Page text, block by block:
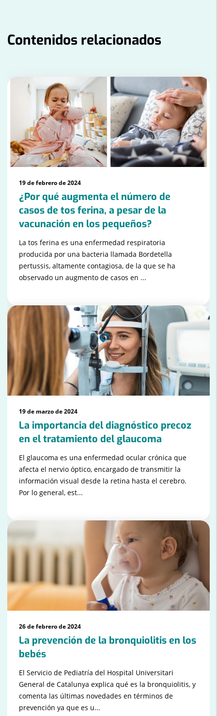
Contenidos relacionados
19 de febrero de 2024
¿Por qué augmenta el número de
casos de tos ferina, a pesar de la
vacunación en los pequeños?
La tos ferina es una enfermedad respiratoria
producida por una bacteria llamada Bordetella
pertussis, altamente contagiosa, de la que se ha
observado un augmento de casos en ...
19 de marzo de 2024
La importancia del diagnóstico precoz
en el tratamiento del glaucoma
El glaucoma es una enfermedad ocular crónica que
afecta el nervio óptico, encargado de transmitir la
información visual desde la retina hasta el cerebro.
Por lo general, est...
26 de febrero de 2024
La prevención de la bronquiolitis en los
bebés
El Servicio de Pediatría del Hospital Universitari
General de Catalunya explica qué es la bronquiolitis, y
comenta las últimas novedades en términos de
prevención ya que es u...